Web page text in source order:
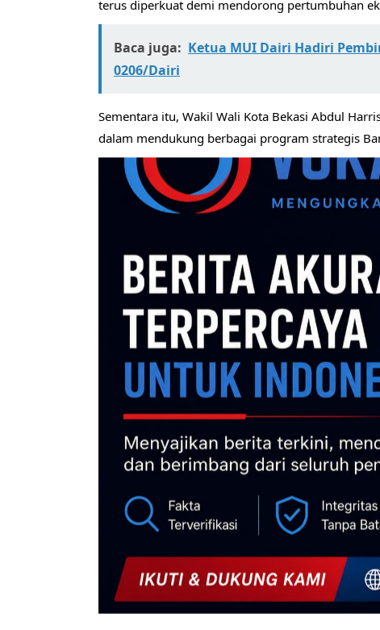
terus diperkuat demi mendorong pertumbuhan
Baca juga: Ketua MUI Dairi Hadiri
0206/Dairi
Sementara itu, Wakil Wali Kota Bekasi Abdul
dalam mendukung berbagai program strategis